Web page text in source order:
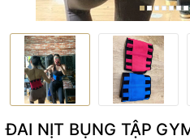
ĐAI NỊT BỤNG TẬP